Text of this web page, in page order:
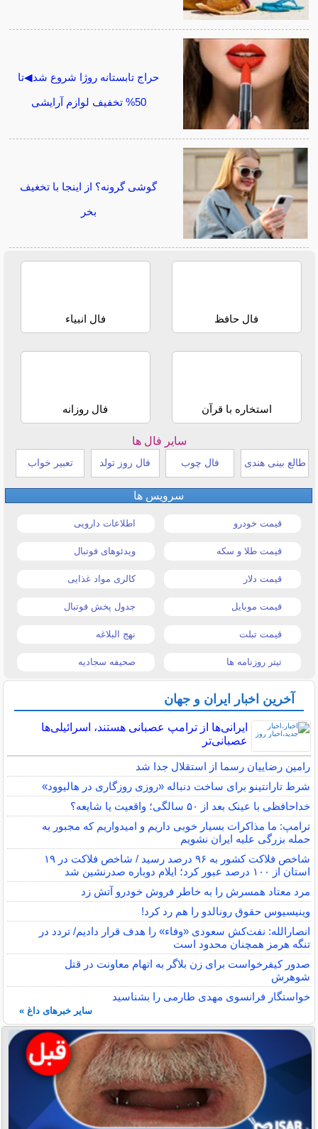
حراج تابستانه روژا شروع شد◀تا
50% تخفیف لوازم آرایشی
گوشی گرونه؟ از اینجا با تخغیف
بخر
فال حافظ فال انبیاء
استخاره با قرآن فال روزانه
سایر فال ها
طالع بینی هندی فال چوب فال روز تولد تعبیر خواب
سرویس ها
قیمت خودرو اطلاعات دارویی
قیمت طلا و سکه ویدئوهای فوتبال
قیمت دلار کالری مواد غذایی
قیمت موبایل جدول پخش فوتبال
قیمت تبلت نهج البلاغه
تیتر روزنامه ها صحیفه سجادیه
آخرین اخبار ایران و جهان
ایرانی‌ها از ترامپ عصبانی هستند، اسرائیلی‌ها
عصبانی‌تر
رامین رضاییان رسما از استقلال جدا شد
شرط تارانتینو برای ساخت دنباله «روزی روزگاری در هالیوود»
خداحافظی با عینک بعد از ۵۰ سالگی؛ واقعیت یا شایعه؟
ترامپ: ما مذاکرات بسیار خوبی داریم و امیدواریم که مجبور به
حمله بزرگی علیه ایران نشویم
شاخص فلاکت کشور به ۹۶ درصد رسید / شاخص فلاکت در ۱۹
استان از ۱۰۰ درصد عبور کرد؛ ایلام دوباره صدرنشین شد
مرد معتاد همسرش را به خاطر فروش خودرو آتش زد
وینیسیوس حقوق رونالدو را هم رد کرد!
انصارالله: نفت‌کش سعودی «وفاء» را هدف قرار دادیم/ تردد در
تنگه هرمز همچنان محدود است
صدور کیفرخواست برای زن بلاگر به اتهام معاونت در قتل
شوهرش
خواستگار فرانسوی مهدی طارمی را بشناسید
سایر خبرهای داغ »